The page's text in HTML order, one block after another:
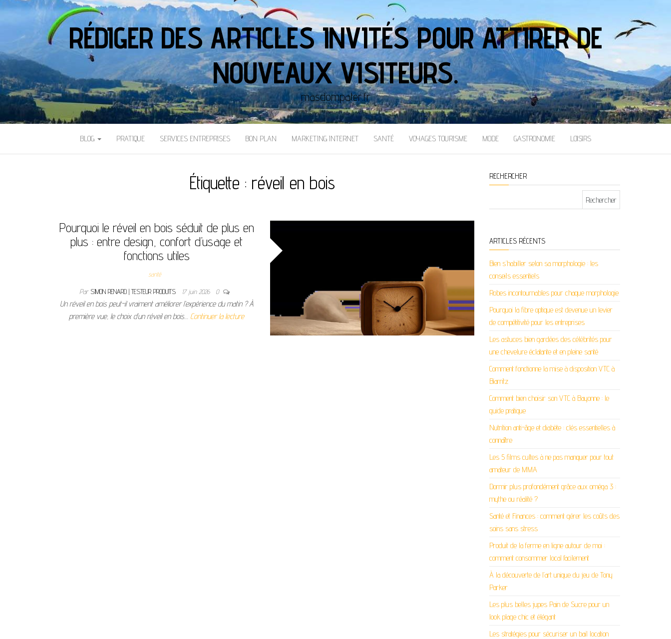
RÉDIGER DES ARTICLES INVITÉS POUR ATTIRER DE
NOUVEAUX VISITEURS.
masdompater.fr
BLOG PRATIQUE SERVICES ENTREPRISES BON PLAN MARKETING INTERNET SANTÉ VOYAGES TOURISME MODE GASTRONOMIE LOISIRS
Étiquette : réveil en bois
Pourquoi le réveil en bois séduit de plus en
plus : entre design, confort d’usage et
fonctions utiles
santé
Par SIMON RENARD | TESTEUR PRODUITS 17 juin 2026 0
Un réveil en bois peut-il vraiment améliorer l’expérience du matin ? À
première vue, le choix d’un réveil en bois… Continuer la lecture
RECHERCHER
ARTICLES RÉCENTS
Bien s’habiller selon sa morphologie : les
conseils essentiels
Robes incontournables pour chaque morphologie
Pourquoi la fibre optique est devenue un levier
de compétitivité pour les entreprises
Les astuces bien gardées des célébrités pour
une chevelure éclatante et en pleine santé
Comment fonctionne la mise à disposition VTC à
Biarritz
Comment bien choisir son VTC à Bayonne : le
guide pratique
Nutrition anti-âge et diabète : clés essentielles à
connaître
Les 5 films cultes à ne pas manquer pour tout
amateur de MMA
Dormir plus profondément grâce aux oméga 3 :
mythe ou réalité ?
Santé et Finances : comment gérer les coûts des
soins sans stress
Produit de la ferme en ligne autour de moi :
comment consommer local facilement
À la découverte de l’art unique du jeu de Tony
Parker
Les plus belles jupes Pain de Sucre pour un
look plage chic et élégant
Les stratégies pour sécuriser un bail location